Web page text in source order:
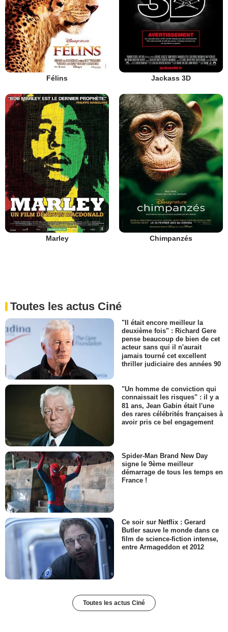
Félins Jackass 3D
Marley Chimpanzés
Toutes les actus Ciné
"Il était encore meilleur la
deuxième fois" : Richard Gere
pense beaucoup de bien de cet
acteur sans qui il n'aurait
jamais tourné cet excellent
thriller judiciaire des années 90
"Un homme de conviction qui
connaissait les risques" : il y a
81 ans, Jean Gabin était l'une
des rares célébrités françaises à
avoir pris ce bel engagement
Spider-Man Brand New Day
signe le 9ème meilleur
démarrage de tous les temps en
France !
Ce soir sur Netflix : Gerard
Butler sauve le monde dans ce
film de science-fiction intense,
entre Armageddon et 2012
Toutes les actus Ciné